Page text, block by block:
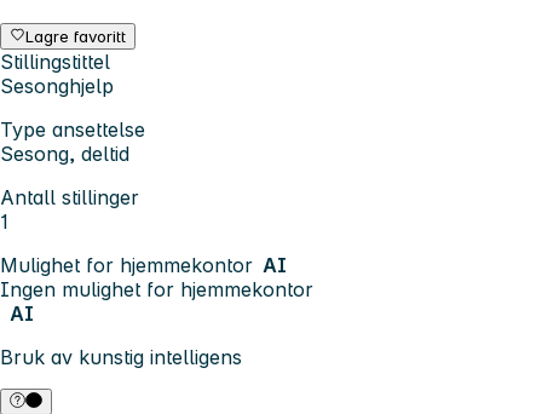
Lagre favoritt
Stillingstittel
Sesonghjelp
Type ansettelse
Sesong, deltid
Antall stillinger
1
Mulighet for hjemmekontor AI
Ingen mulighet for hjemmekontor
AI
Bruk av kunstig intelligens